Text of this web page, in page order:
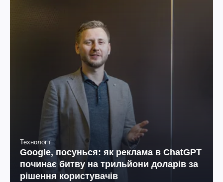
Технології
Google, посунься: як реклама в ChatGPT
починає битву на трильйони доларів за
рішення користувачів